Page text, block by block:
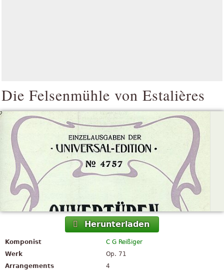
Die Felsenmühle von Estalières
Herunterladen
Komponist
C G Reißiger
Werk
Op. 71
Arrangements
4